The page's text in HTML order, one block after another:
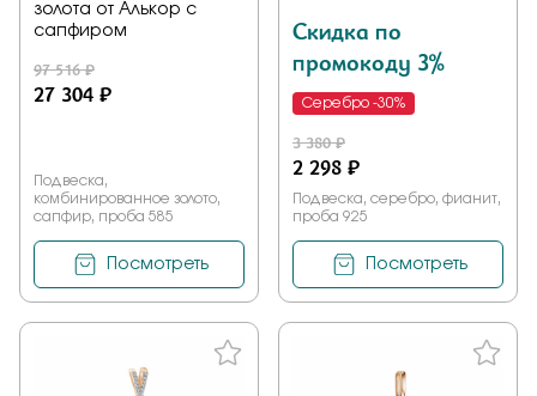
золота от Алькор с
сапфиром
97 516 ₽
27 304 ₽
Подвеска,
комбинированное золото,
сапфир, проба 585
Посмотреть
Скидка по
промокоду 3%
Серебро -30%
3 380 ₽
2 298 ₽
Подвеска, серебро, фианит,
проба 925
Посмотреть